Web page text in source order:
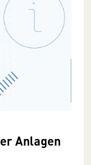
Anlagen